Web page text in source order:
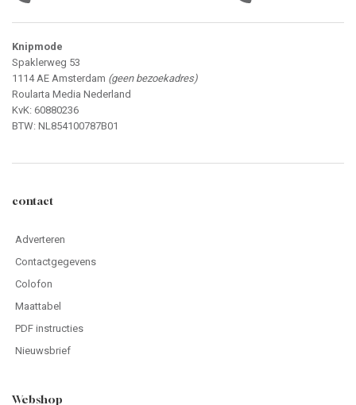
Knipmode
Spaklerweg 53
1114 AE Amsterdam (geen bezoekadres)
Roularta Media Nederland
KvK: 60880236
BTW: NL854100787B01
contact
Adverteren
Contactgegevens
Colofon
Maattabel
PDF instructies
Nieuwsbrief
Webshop